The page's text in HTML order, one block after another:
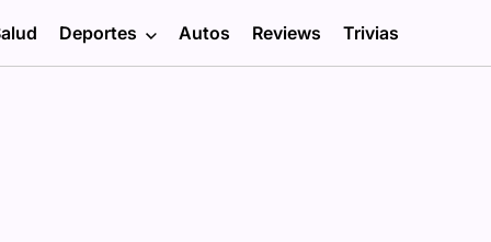
Deportes Autos Reviews Trivias